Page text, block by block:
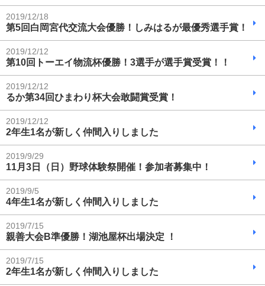
2019/12/18
第5回白岡宮代交流大会優勝！しみはるが最優秀選手賞！
2019/12/12
第10回トーエイ物流杯優勝！3選手が選手賞受賞！！
2019/12/12
るか第34回ひまわり杯大会敢闘賞受賞！
2019/12/12
2年生1名が新しく仲間入りしました
2019/9/29
11月3日（日）野球体験祭開催！参加者募集中！
2019/9/5
4年生1名が新しく仲間入りしました
2019/7/15
親善大会B準優勝！湖池屋杯出場決定 ！
2019/7/15
2年生1名が新しく仲間入りしました